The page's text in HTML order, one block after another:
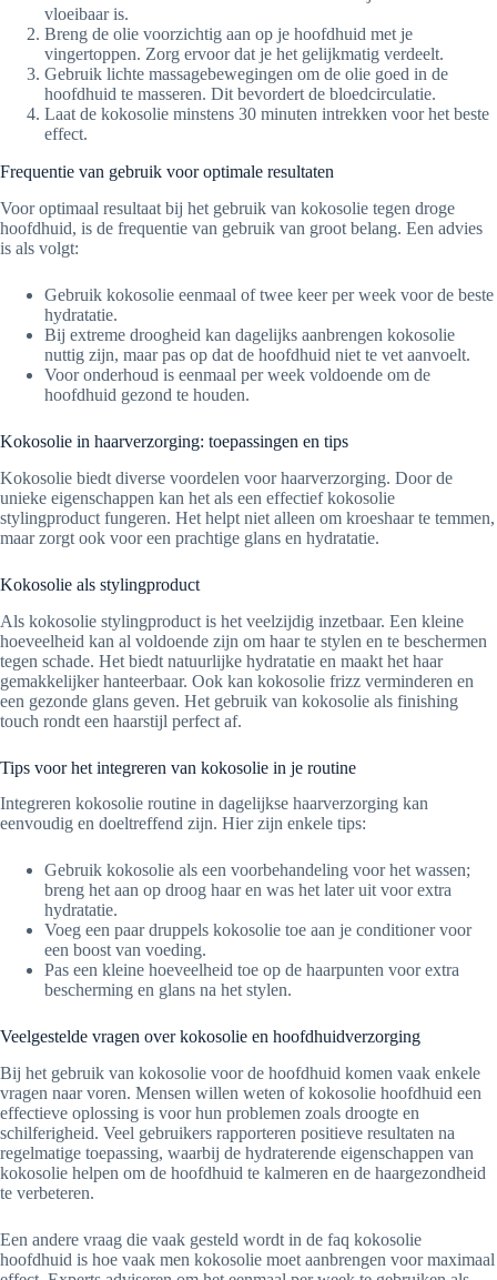
vloeibaar is.
Breng de olie voorzichtig aan op je hoofdhuid met je
vingertoppen. Zorg ervoor dat je het gelijkmatig verdeelt.
Gebruik lichte massagebewegingen om de olie goed in de
hoofdhuid te masseren. Dit bevordert de bloedcirculatie.
Laat de kokosolie minstens 30 minuten intrekken voor het beste
effect.
Frequentie van gebruik voor optimale resultaten
Voor optimaal resultaat bij het gebruik van kokosolie tegen droge
hoofdhuid, is de frequentie van gebruik van groot belang. Een advies
is als volgt:
Gebruik kokosolie eenmaal of twee keer per week voor de beste
hydratatie.
Bij extreme droogheid kan dagelijks aanbrengen kokosolie
nuttig zijn, maar pas op dat de hoofdhuid niet te vet aanvoelt.
Voor onderhoud is eenmaal per week voldoende om de
hoofdhuid gezond te houden.
Kokosolie in haarverzorging: toepassingen en tips
Kokosolie biedt diverse voordelen voor haarverzorging. Door de
unieke eigenschappen kan het als een effectief kokosolie
stylingproduct fungeren. Het helpt niet alleen om kroeshaar te temmen,
maar zorgt ook voor een prachtige glans en hydratatie.
Kokosolie als stylingproduct
Als kokosolie stylingproduct is het veelzijdig inzetbaar. Een kleine
hoeveelheid kan al voldoende zijn om haar te stylen en te beschermen
tegen schade. Het biedt natuurlijke hydratatie en maakt het haar
gemakkelijker hanteerbaar. Ook kan kokosolie frizz verminderen en
een gezonde glans geven. Het gebruik van kokosolie als finishing
touch rondt een haarstijl perfect af.
Tips voor het integreren van kokosolie in je routine
Integreren kokosolie routine in dagelijkse haarverzorging kan
eenvoudig en doeltreffend zijn. Hier zijn enkele tips:
Gebruik kokosolie als een voorbehandeling voor het wassen;
breng het aan op droog haar en was het later uit voor extra
hydratatie.
Voeg een paar druppels kokosolie toe aan je conditioner voor
een boost van voeding.
Pas een kleine hoeveelheid toe op de haarpunten voor extra
bescherming en glans na het stylen.
Veelgestelde vragen over kokosolie en hoofdhuidverzorging
Bij het gebruik van kokosolie voor de hoofdhuid komen vaak enkele
vragen naar voren. Mensen willen weten of kokosolie hoofdhuid een
effectieve oplossing is voor hun problemen zoals droogte en
schilferigheid. Veel gebruikers rapporteren positieve resultaten na
regelmatige toepassing, waarbij de hydraterende eigenschappen van
kokosolie helpen om de hoofdhuid te kalmeren en de haargezondheid
te verbeteren.
Een andere vraag die vaak gesteld wordt in de faq kokosolie
hoofdhuid is hoe vaak men kokosolie moet aanbrengen voor maximaal